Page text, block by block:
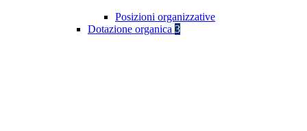
Posizioni organizzative
Dotazione organica 3